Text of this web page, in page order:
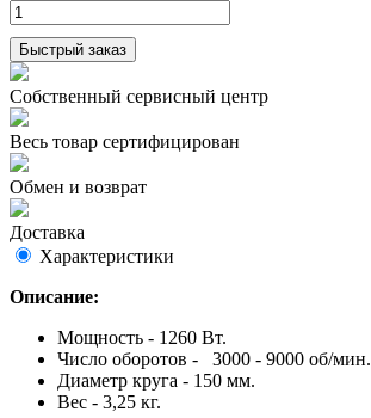
Быстрый заказ
Собственный сервисный центр
Весь товар сертифицирован
Обмен и возврат
Доставка
Характеристики
Описание:
Мощность - 1260 Вт.
Число оборотов - 3000 - 9000 об/мин.
Диаметр круга - 150 мм.
Вес - 3,25 кг.